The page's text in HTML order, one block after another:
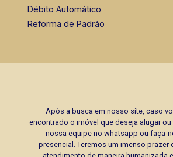
Débito Automático
Reforma de Padrão
Após a busca em nosso site, caso
encontrado o imóvel que deseja alugar ou
nossa equipe no whatsapp ou faça-
presencial. Teremos um imenso prazer